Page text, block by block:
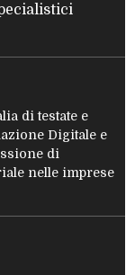
di testate e
Digitale e
di
nelle imprese